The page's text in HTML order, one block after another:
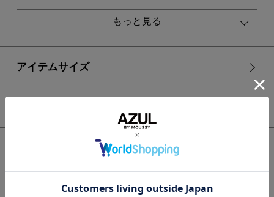
※画像の商品は光の照射や角度、お使いのモニター環境によ
※着用、お取り扱いの際は、アテンションタグをご確認くださ
もっと見る
アイテムサイズ
トップス
タンクトップ
【crie conforto】ストローヤーンビスチェ